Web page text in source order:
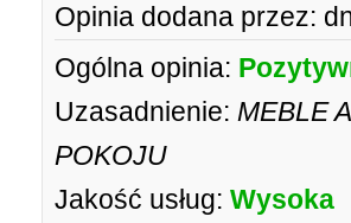
Opinia dodana przez:
Ogólna opinia:
Uzasadnienie: MEBLE
POKOJU
Jakość usług: Wysoka